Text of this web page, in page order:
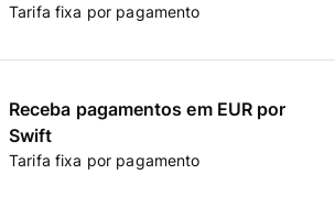
Tarifa fixa por pagamento
Receba pagamentos em EUR por
Swift
Tarifa fixa por pagamento